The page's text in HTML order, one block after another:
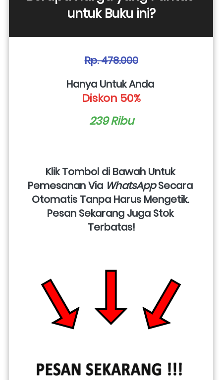
untuk Buku ini?
Rp. 478.000
Hanya Untuk Anda
Diskon 50%
239 Ribu
Klik Tombol di Bawah Untuk
Pemesanan Via WhatsApp Secara
Otomatis Tanpa Harus Mengetik.
Pesan Sekarang Juga Stok
Terbatas!